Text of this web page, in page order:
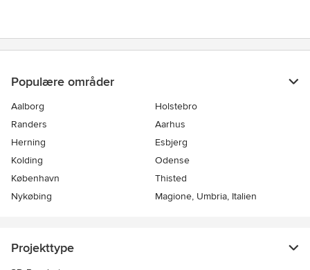
Populære områder
Aalborg
Holstebro
Randers
Aarhus
Herning
Esbjerg
Kolding
Odense
København
Thisted
Nykøbing
Magione, Umbria, Italien
Projekttype